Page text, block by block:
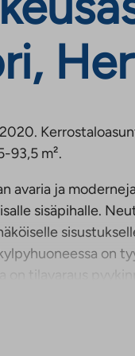
93,5 m².
avaria ja
sisäpihalle.
on
on tilavaraus